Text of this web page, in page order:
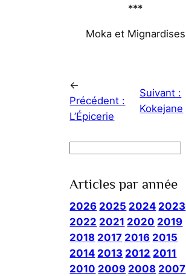
***
Moka et Mignardises
←
Précédent :
L’Épicerie
Suivant :
Kokejane
Articles par année
2026 2025 2024 2023
2022 2021 2020 2019
2018 2017 2016 2015
2014 2013 2012 2011
2010 2009 2008 2007